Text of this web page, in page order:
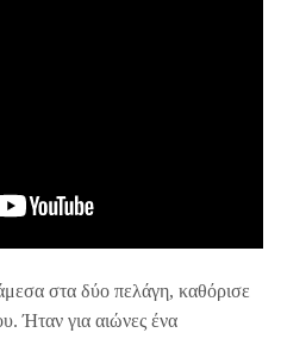
στα δύο πελάγη, καθόρισε
Ήταν για αιώνες ένα